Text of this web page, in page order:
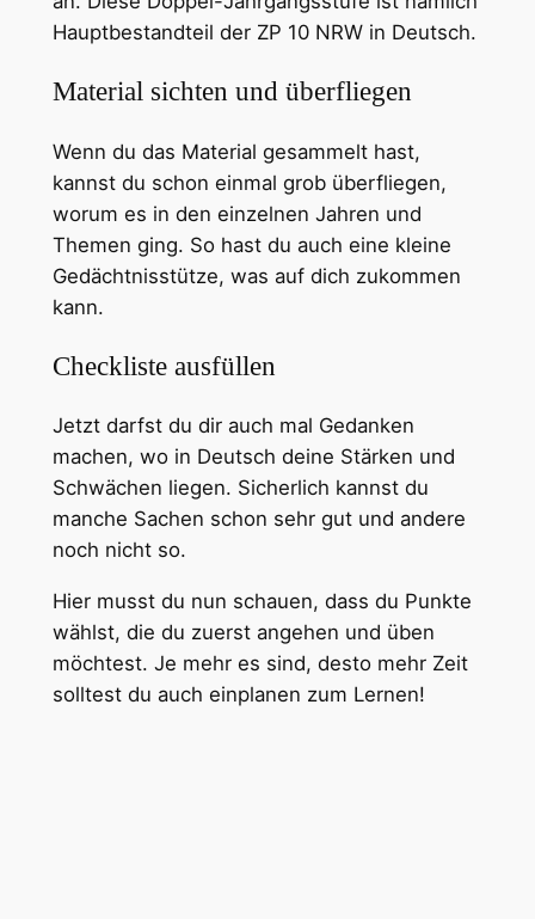
Hauptbestandteil der ZP 10 NRW in Deutsch.
Material sichten und überfliegen
Wenn du das Material gesammelt hast,
kannst du schon einmal grob überfliegen,
worum es in den einzelnen Jahren und
Themen ging. So hast du auch eine kleine
Gedächtnisstütze, was auf dich zukommen
kann.
Checkliste ausfüllen
Jetzt darfst du dir auch mal Gedanken
machen, wo in Deutsch deine Stärken und
Schwächen liegen. Sicherlich kannst du
manche Sachen schon sehr gut und andere
noch nicht so.
Hier musst du nun schauen, dass du Punkte
wählst, die du zuerst angehen und üben
möchtest. Je mehr es sind, desto mehr Zeit
solltest du auch einplanen zum Lernen!